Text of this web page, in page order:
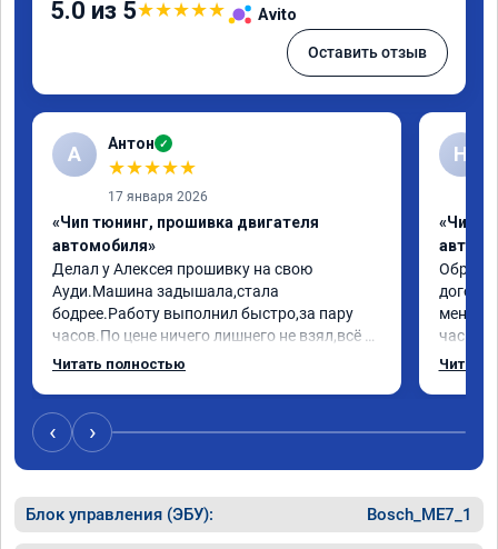
5.0 из 5★★★★★ Avito
Оставить отзыв
А Антон ✓
★★★★★
17 января 2026
«Чип тюнинг, прошивка двигателя
автомобиля»
Делал у Алексея прошивку на свою
Ауди.Машина задышала,стала
бодрее.Работу выполнил быстро,за пару
часов.По цене ничего лишнего не взял,всё
как договаривались заранее.После работы
случае поломки авто.Однозначно
рекомендую Алексея как грамотного
специалиста!
Читать полностью
Н
«Чип
меня
час
Арман
Читать
‹ ›
Блок управления (ЭБУ): Bosch_ME7_1